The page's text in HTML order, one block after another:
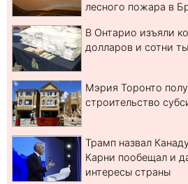
лесного пожара в
В Онтарио изъяли
долларов и сотни
Мэрия Торонто
строительство
Трамп назвал
Карни пообещал и
интересы страны